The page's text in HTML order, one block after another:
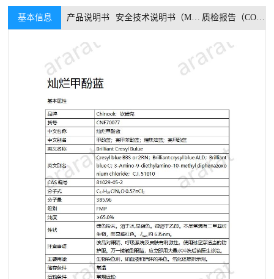
基本信息 产品说明书 安全技术说明书（MSDS） 质检报告（COA）